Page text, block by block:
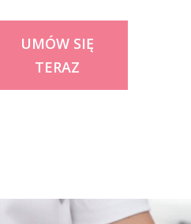
UMÓW SIĘ
TERAZ